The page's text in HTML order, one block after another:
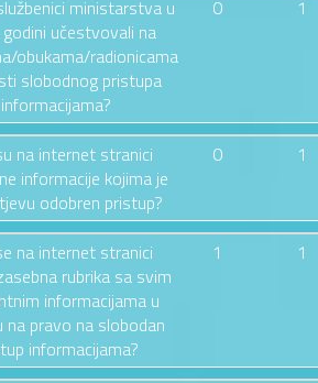
ministarstva u
učestvovali na
obukama/radionicama
slobodnog pristupa
informacijama?
0 1
na internet stranici
informacije kojima je
odobren pristup?
0 1
na internet stranici
rubrika sa svim
informacijama u
na pravo na slobodan
informacijama?
1 1